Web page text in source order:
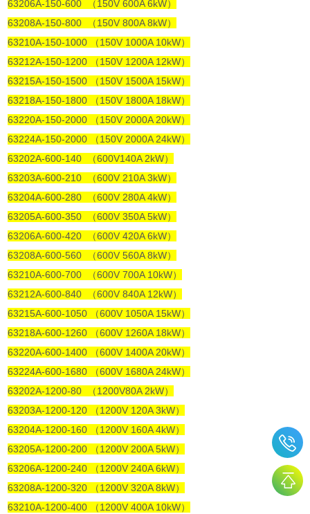
63206A-150-600 （150V 600A 6kW）
63208A-150-800 （150V 800A 8kW）
63210A-150-1000 （150V 1000A 10kW）
63212A-150-1200 （150V 1200A 12kW）
63215A-150-1500 （150V 1500A 15kW）
63218A-150-1800 （150V 1800A 18kW）
63220A-150-2000 （150V 2000A 20kW）
63224A-150-2000 （150V 2000A 24kW）
63202A-600-140 （600V140A 2kW）
63203A-600-210 （600V 210A 3kW）
63204A-600-280 （600V 280A 4kW）
63205A-600-350 （600V 350A 5kW）
63206A-600-420 （600V 420A 6kW）
63208A-600-560 （600V 560A 8kW）
63210A-600-700 （600V 700A 10kW）
63212A-600-840 （600V 840A 12kW）
63215A-600-1050 （600V 1050A 15kW）
63218A-600-1260 （600V 1260A 18kW）
63220A-600-1400 （600V 1400A 20kW）
63224A-600-1680 （600V 1680A 24kW）
63202A-1200-80 （1200V80A 2kW）
63203A-1200-120 （1200V 120A 3kW）
63204A-1200-160 （1200V 160A 4kW）
63205A-1200-200 （1200V 200A 5kW）
63206A-1200-240 （1200V 240A 6kW）
63208A-1200-320 （1200V 320A 8kW）
63210A-1200-400 （1200V 400A 10kW）